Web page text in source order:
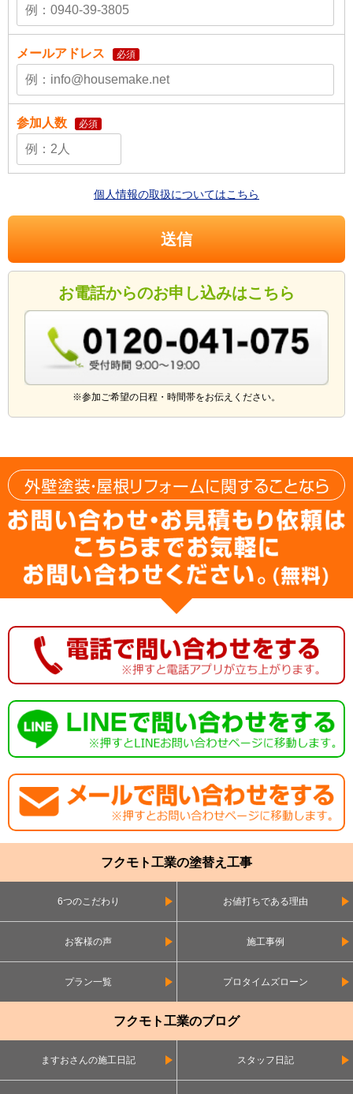
メールアドレス 必須
参加人数 必須
個人情報の取扱についてはこちら
お電話からのお申し込みはこちら
※参加ご希望の日程・時間帯をお伝えください。
フクモト工業の塗替え工事
6つのこだわり お値打ちである理由
お客様の声 施工事例
プラン一覧 プロタイムズローン
フクモト工業のブログ
ますおさんの施工日記 スタッフ日記